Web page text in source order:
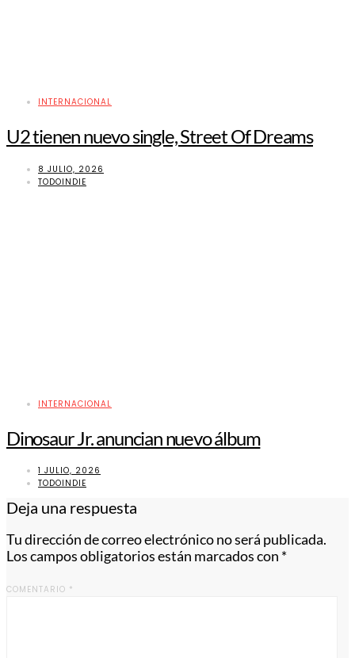
INTERNACIONAL
U2 tienen nuevo single, Street Of Dreams
8 JULIO, 2026
TODOINDIE
INTERNACIONAL
Dinosaur Jr. anuncian nuevo álbum
1 JULIO, 2026
TODOINDIE
Deja una respuesta
Tu dirección de correo electrónico no será publicada.
Los campos obligatorios están marcados con *
COMENTARIO *